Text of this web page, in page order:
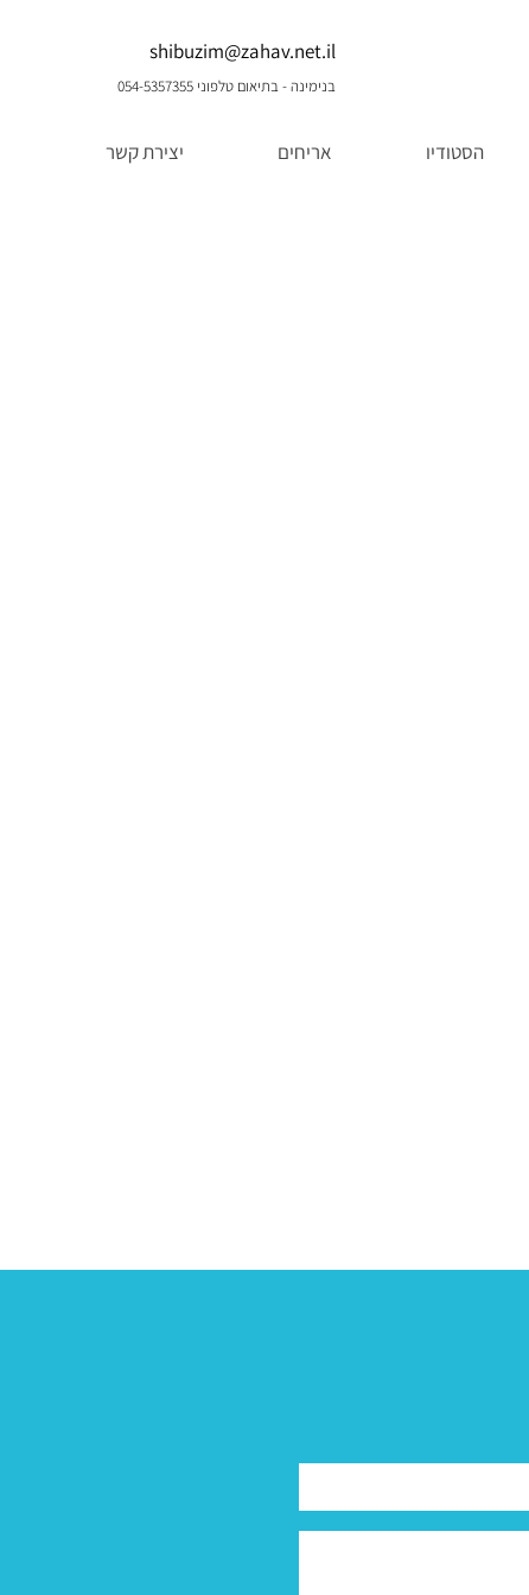
shibuzim@zahav.net.il
בנימינה - בתיאום טלפוני 054-5357355
הסטודיו אריחים יצירת קשר